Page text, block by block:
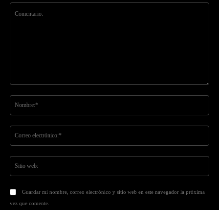
Guardar mi nombre, correo electrónico y sitio web en este navegador la próxima
vez que comente.